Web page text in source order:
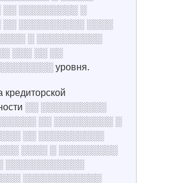
░░ ░░░░░░░░░ ░
░░ ░░░░░░░░░░ ░░░░
░ ░░░░░░░░░░
░░░ ░░ ░░
уровня.
░░ ░░░░░░░░░░
░░ ░░░░░░░░░ ░
░░ ░░░░░░░░░░
░░░░ ░ ░░░░░░░░░
░░░░░░░░░░░░
░░░░░░░░░░░░